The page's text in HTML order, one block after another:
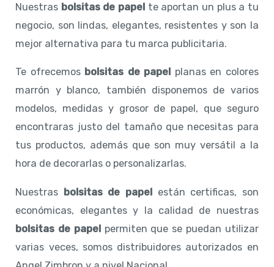
Nuestras bolsitas de papel te aportan un plus a tu
negocio, son lindas, elegantes, resistentes y son la
mejor alternativa para tu marca publicitaria.
Te ofrecemos bolsitas de papel planas en colores
marrón y blanco, también disponemos de varios
modelos, medidas y grosor de papel, que seguro
encontraras justo del tamaño que necesitas para
tus productos, además que son muy versátil a la
hora de decorarlas o personalizarlas.
Nuestras bolsitas de papel están certificas, son
económicas, elegantes y la calidad de nuestras
bolsitas de papelpermiten que se puedan utilizar
varias veces, somos distribuidores autorizados en